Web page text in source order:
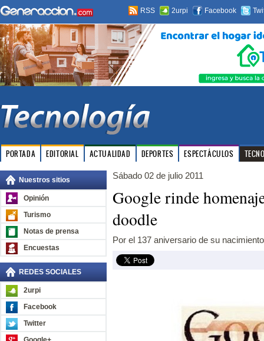
RSS 2urpi Facebook
PORTADA EDITORIAL ACTUALIDAD DEPORTES ESPECTÁCULOS
Nuestros sitios
Opinión
Turismo
Notas de prensa
Encuestas
REDES SOCIALES
2urpi
Facebook
Twitter
Sábado 02 de julio 2011
Google rinde
doodle
Por el 137 aniversario de su